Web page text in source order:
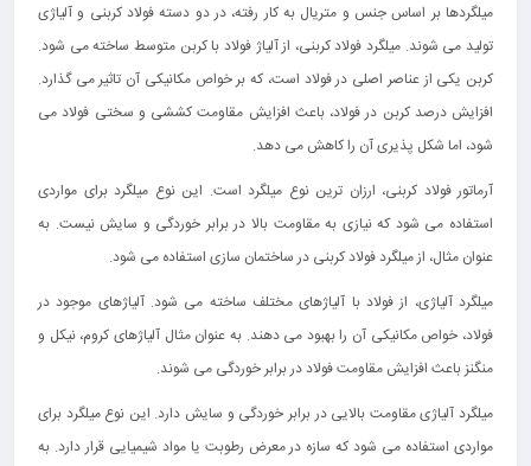
میلگردها بر اساس جنس و متریال به کار رفته، در دو دسته فولاد کربنی و آلیاژی
تولید می‌ شوند. میلگرد فولاد کربنی، از آلیاژ فولاد با کربن متوسط ساخته می‌ شود.
کربن یکی از عناصر اصلی در فولاد است، که بر خواص مکانیکی آن تاثیر می‌ گذارد.
افزایش درصد کربن در فولاد، باعث افزایش مقاومت کششی و سختی فولاد می‌
شود، اما شکل‌ پذیری آن را کاهش می دهد.
آرماتور فولاد کربنی، ارزان‌ ترین نوع میلگرد است. این نوع میلگرد برای مواردی
استفاده می‌ شود که نیازی به مقاومت بالا در برابر خوردگی و سایش نیست. به
عنوان مثال، از میلگرد فولاد کربنی در ساختمان‌ سازی استفاده می‌ شود.
میلگرد آلیاژی، از فولاد با آلیاژهای مختلف ساخته می‌ شود. آلیاژهای موجود در
فولاد، خواص مکانیکی آن را بهبود می دهند. به عنوان مثال آلیاژهای کروم، نیکل و
منگنز باعث افزایش مقاومت فولاد در برابر خوردگی می‌ شوند.
میلگرد آلیاژی مقاومت بالایی در برابر خوردگی و سایش دارد. این نوع میلگرد برای
مواردی استفاده می‌ شود که سازه در معرض رطوبت یا مواد شیمیایی قرار دارد. به